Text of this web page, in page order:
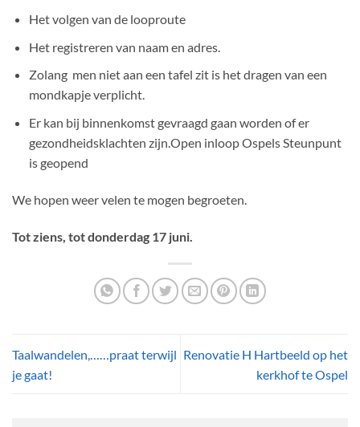
Het volgen van de looproute
Het registreren van naam en adres.
Zolang men niet aan een tafel zit is het dragen van een
mondkapje verplicht.
Er kan bij binnenkomst gevraagd gaan worden of er
gezondheidsklachten zijn.Open inloop Ospels Steunpunt
is geopend
We hopen weer velen te mogen begroeten.
Tot ziens, tot donderdag 17 juni.
Taalwandelen,……praat terwijl
je gaat!
Renovatie H Hartbeeld op het
kerkhof te Ospel